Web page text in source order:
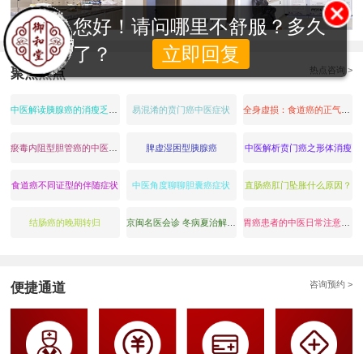
您好！请问哪里不舒服？多久
了？
立即回复
聚焦热点 热点咨询 >
易混淆的贲门癌中医症状
瘀毒内阻型胆管癌的中医症状表现 脾虚湿困型胰腺癌 中医解析贲门癌之形体消瘦
食道癌不同证型的伴随症状 中医角度聊聊胆囊癌症状 直肠癌肛门坠胀什么原因？
结肠癌的晚期转归
便捷通道 咨询预约 >